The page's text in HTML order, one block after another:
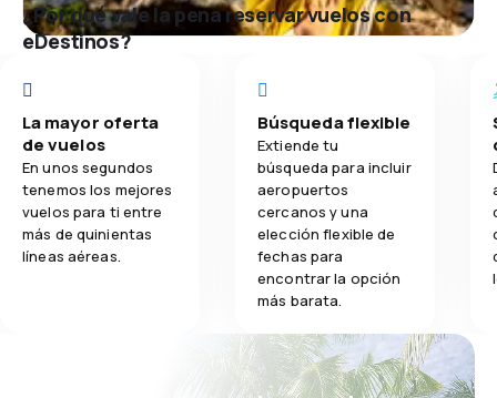
¿Por qué vale la pena reservar vuelos con
eDestinos?
La mayor oferta
de vuelos
En unos segundos
tenemos los mejores
vuelos para ti entre
más de quinientas
líneas aéreas.
Búsqueda flexible
Extiende tu
búsqueda para incluir
aeropuertos
cercanos y una
elección flexible de
fechas para
encontrar la opción
más barata.